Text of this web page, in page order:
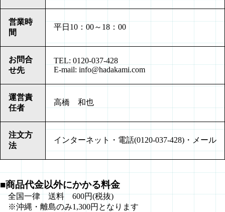
営業時
間
平日10：00～18：00
お問合
せ先
TEL: 0120-037-428
E-mail: info@hadakami.com
運営責
任者
高橋 和也
注文方
法
インターネット・電話(0120-037-428)・メール
■商品代金以外にかかる料金
全国一律 送料 600円(税抜)
※沖縄・離島のみ1,300円となります